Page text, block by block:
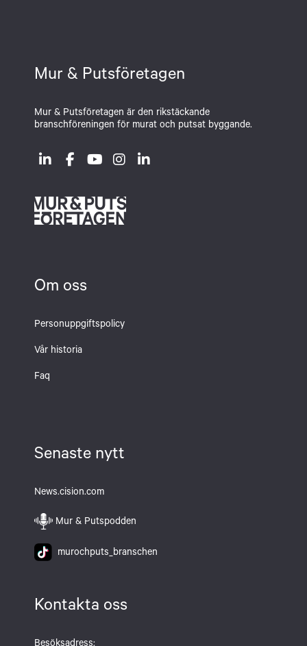
Mur & Putsföretagen
Mur & Putsföretagen är den rikstäckande
branschföreningen för murat och putsat byggande.
Om oss
Personuppgiftspolicy
Vår historia
Faq
Senaste nytt
News.cision.com
Mur & Putspodden
murochputs_branschen
Kontakta oss